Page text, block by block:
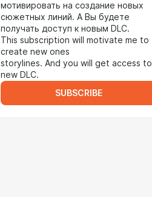
мотивировать на создание новых
сюжетных линий. А Вы будете
получать доступ к новым DLC.
This subscription will motivate me to
create new ones
storylines. And you will get access to
new DLC.
SUBSCRIBE